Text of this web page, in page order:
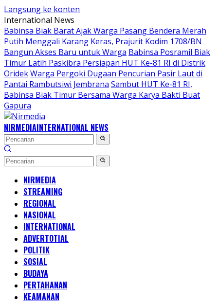
Langsung ke konten
International News
Babinsa Biak Barat Ajak Warga Pasang Bendera Merah
Putih Menggali Karang Keras, Prajurit Kodim 1708/BN
Bangun Akses Baru untuk Warga Babinsa Posramil Biak
Timur Latih Paskibra Persiapan HUT Ke-81 RI di Distrik
OridekWarga Pergoki Dugaan Pencurian Pasir Laut di
Pantai Rambutsiwi Jembrana Sambut HUT Ke-81 RI,
Babinsa Biak Timur Bersama Warga Karya Bakti Buat
Gapura
NIRMEDIAINTERNATIONAL NEWS
NIRMEDIA
STREAMING
REGIONAL
NASIONAL
INTERNATIONAL
ADVERTOTIAL
POLITIK
SOSIAL
BUDAYA
PERTAHANAN
KEAMANAN